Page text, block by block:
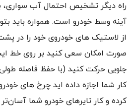
راه دیگر تشخیص احتمال آب سواری،
آینه وسط خودرو است. همواره باید
از لاستیک های خودروی خود را در
صورت امکان سعی کنید بر روی خط
جلویی حرکت کنید (با حفظ فاصله
کار شما اجازه داده اید چرخ های
کرده و کار تایرهای خودرو شما